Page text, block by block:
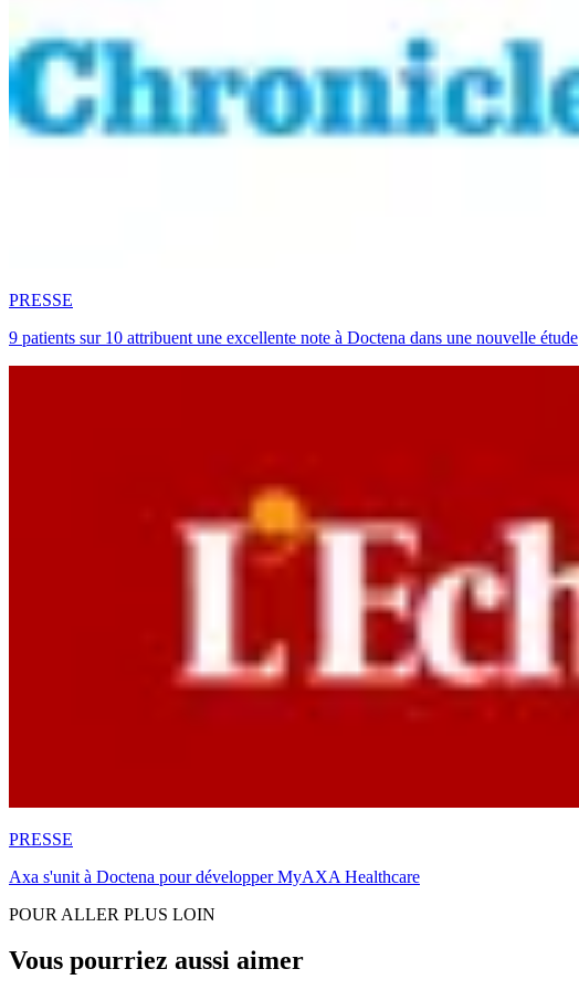
PRESSE
9 patients sur 10 attribuent une excellente note à Doctena dans une nouvelle étude
PRESSE
Axa s'unit à Doctena pour développer MyAXA Healthcare
POUR ALLER PLUS LOIN
Vous pourriez aussi aimer